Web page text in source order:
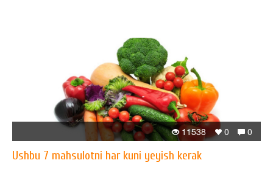
0
0
11538
Ushbu 7 mahsulotni har kuni yeyish kerak